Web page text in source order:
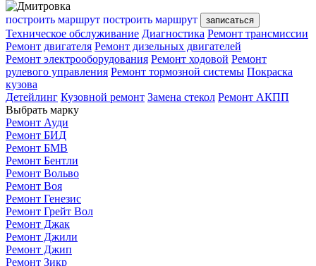
построить маршрут построить маршрут записаться
Техническое обслуживание Диагностика Ремонт трансмиссии
Ремонт двигателя Ремонт дизельных двигателей
Ремонт электрооборудования Ремонт ходовой Ремонт
рулевого управления Ремонт тормозной системы Покраска
кузова
Детейлинг Кузовной ремонт Замена стекол Ремонт АКПП
Выбрать марку
Ремонт Ауди
Ремонт БИД
Ремонт БМВ
Ремонт Бентли
Ремонт Вольво
Ремонт Воя
Ремонт Генезис
Ремонт Грейт Вол
Ремонт Джак
Ремонт Джили
Ремонт Джип
Ремонт Зикр